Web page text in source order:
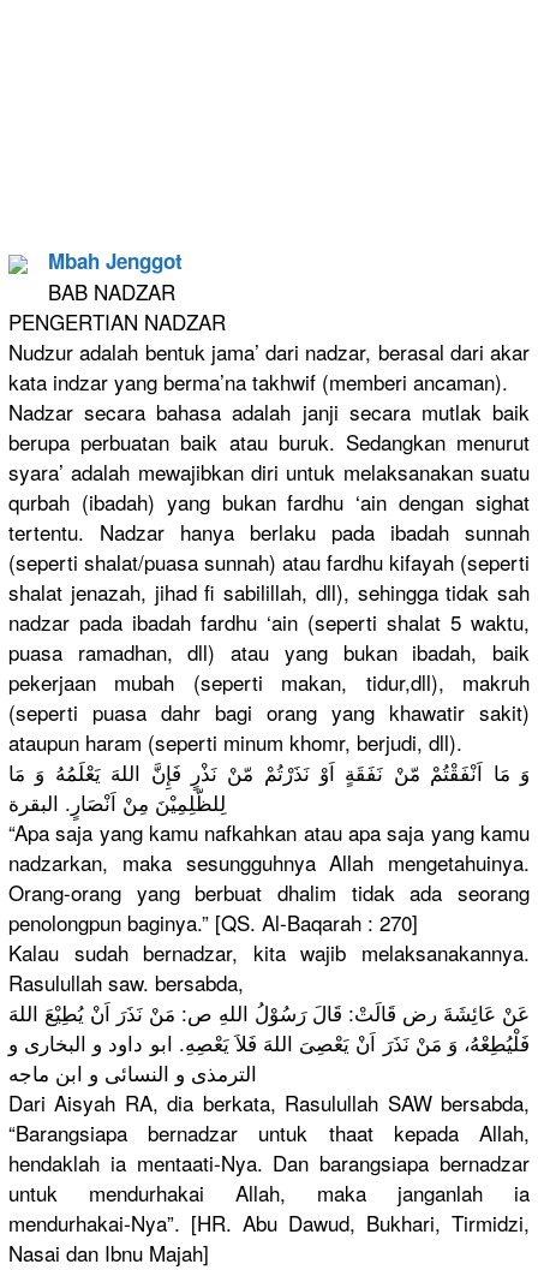
Mbah Jenggot
BAB NADZAR
PENGERTIAN NADZAR
Nudzur adalah bentuk jama’ dari nadzar, berasal dari akar
kata indzar yang berma’na takhwif (memberi ancaman).
Nadzar secara bahasa adalah janji secara mutlak baik
berupa perbuatan baik atau buruk. Sedangkan menurut
syara’ adalah mewajibkan diri untuk melaksanakan suatu
qurbah (ibadah) yang bukan fardhu ‘ain dengan sighat
tertentu. Nadzar hanya berlaku pada ibadah sunnah
(seperti shalat/puasa sunnah) atau fardhu kifayah (seperti
shalat jenazah, jihad fi sabilillah, dll), sehingga tidak sah
nadzar pada ibadah fardhu ‘ain (seperti shalat 5 waktu,
puasa ramadhan, dll) atau yang bukan ibadah, baik
pekerjaan mubah (seperti makan, tidur,dll), makruh
(seperti puasa dahr bagi orang yang khawatir sakit)
ataupun haram (seperti minum khomr, berjudi, dll).
وَ مَا اَنْفَقْتُمْ مّنْ نَفَقَةٍ اَوْ نَذَرْتُمْ مّنْ نَذْرٍ فَإِنَّ اللهَ يَعْلَمُهُ وَ مَا
لِلظّلِمِيْنَ مِنْ اَنْصَارٍ. البقرة
“Apa saja yang kamu nafkahkan atau apa saja yang kamu
nadzarkan, maka sesungguhnya Allah mengetahuinya.
Orang-orang yang berbuat dhalim tidak ada seorang
penolongpun baginya.” [QS. Al-Baqarah : 270]
Kalau sudah bernadzar, kita wajib melaksanakannya.
Rasulullah saw. bersabda,
عَنْ عَائِشَةَ رض قَالَتْ: قَالَ رَسُوْلُ اللهِ ص: مَنْ نَذَرَ اَنْ يُطِيْعَ اللهَ
فَلْيُطِعْهُ، وَ مَنْ نَذَرَ اَنْ يَعْصِىَ اللهَ فَلاَ يَعْصِهِ. ابو داود و البخارى و
الترمذى و النسائى و ابن ماجه
Dari Aisyah RA, dia berkata, Rasulullah SAW bersabda,
“Barangsiapa bernadzar untuk thaat kepada Allah,
hendaklah ia mentaati-Nya. Dan barangsiapa bernadzar
untuk mendurhakai Allah, maka janganlah ia
mendurhakai-Nya”. [HR. Abu Dawud, Bukhari, Tirmidzi,
Nasai dan Ibnu Majah]